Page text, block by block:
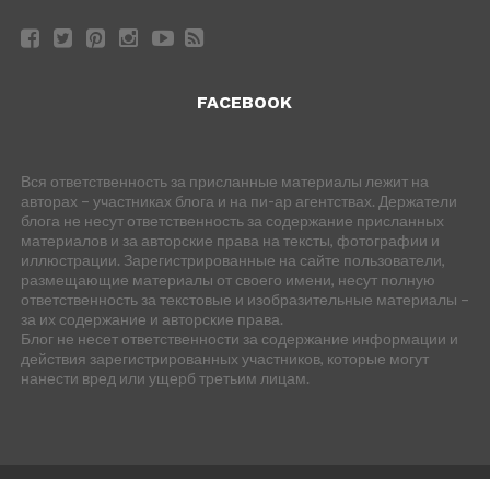
FACEBOOK
Вся ответственность за присланные материалы лежит на
авторах – участниках блога и на пи-ар агентствах. Держатели
блога не несут ответственность за содержание присланных
материалов и за авторские права на тексты, фотографии и
иллюстрации. Зарегистрированные на сайте пользователи,
размещающие материалы от своего имени, несут полную
ответственность за текстовые и изобразительные материалы –
за их содержание и авторские права.
Блог не несет ответственности за содержание информации и
действия зарегистрированных участников, которые могут
нанести вред или ущерб третьим лицам.